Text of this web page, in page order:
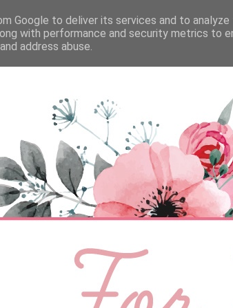
ÉLETMÓD BABA
Google to deliver its services and to
with performance and security metrics to
address abuse.